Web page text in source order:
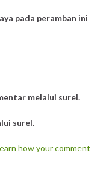
pada peramban ini
melalui surel.
surel.
how your comment